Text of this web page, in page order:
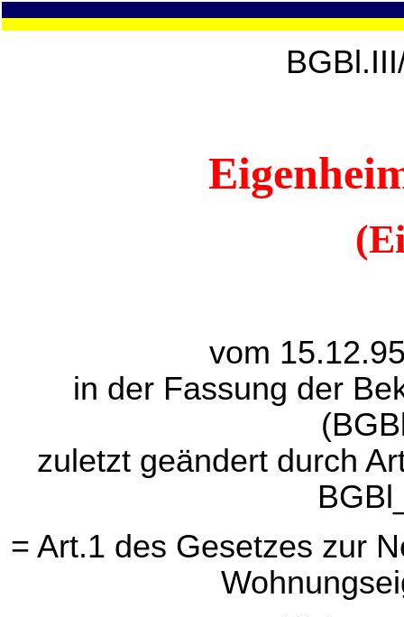
vom
in der Fassung der
zuletzt geändert durch
= Art.1 des Gesetzes zur